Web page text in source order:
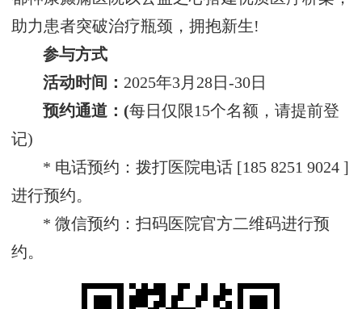
助力患者突破治疗瓶颈，拥抱新生!
参与方式‌
活动时间‌：2025年3月28日-30日
预约通道‌：(每日仅限15个名额，请提前登
记)
* 电话预约：拨打医院电话 [185 8251 9024 ]
进行预约。
* 微信预约：扫码医院官方二维码进行预
约。